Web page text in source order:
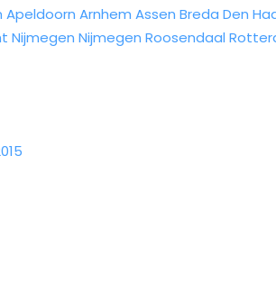
Apeldoorn Arnhem Assen Breda Den
Nijmegen Nijmegen Roosendaal